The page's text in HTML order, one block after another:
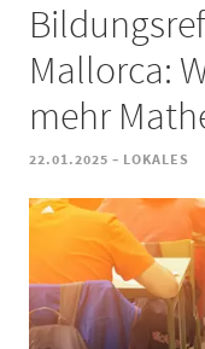
Mallorca:
mehr
22.01.2025 - LOKALES